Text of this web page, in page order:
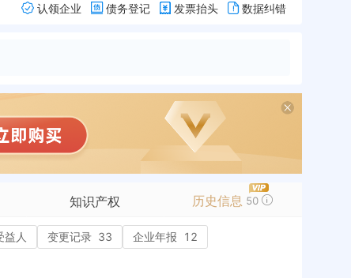
认领企业 债务登记 发票抬头 数据纠错
知识产权 历史信息 50
商标信息
益人 变更记录 33 企业年报
12